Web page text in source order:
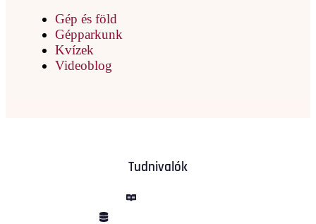
Gép és föld
Gépparkunk
Kvízek
Videoblog
Tudnivalók